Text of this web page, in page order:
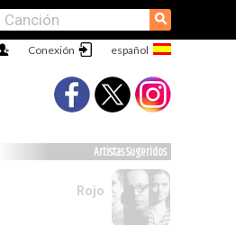
⚲
Conexión
Artistas Sugeridos
Rojo